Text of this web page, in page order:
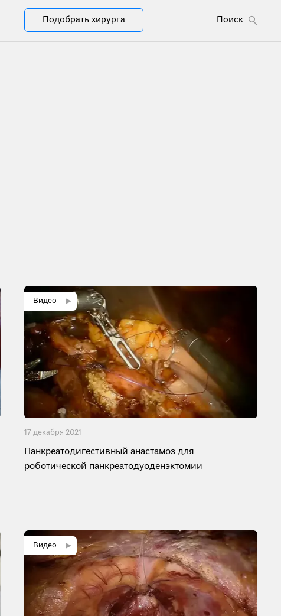
Подобрать хирурга Поиск
17 декабря 2021
Панкреатодигестивный анастамоз для
роботической панкреатодуоденэктомии